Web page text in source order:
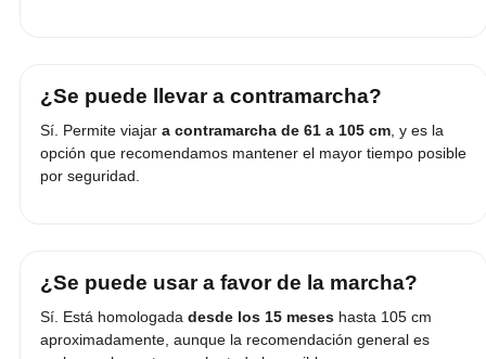
¿Se puede llevar a contramarcha?
Sí. Permite viajar a contramarcha de 61 a 105 cm , y es la
opción que recomendamos mantener el mayor tiempo posible
por seguridad.
¿Se puede usar a favor de la marcha?
Sí. Está homologada desde los 15 meses hasta 105 cm
aproximadamente, aunque la recomendación general es